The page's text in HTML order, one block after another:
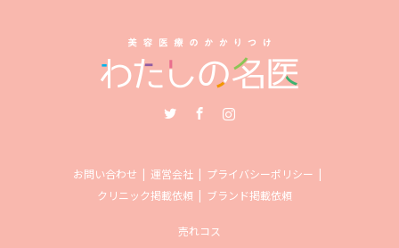
お問い合わせ 運営会社
プライバシーポリシー
クリニック掲載依頼
ブランド掲載依頼
売れコス